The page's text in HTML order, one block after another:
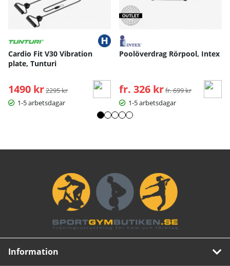
Cardio Fit V30 Vibration
plate, Tunturi
1490 kr Ordinarie pris:
2295 kr
1-5 arbetsdagar
Poolöverdrag Rörpool, Intex
fr. 326 kr Ordinarie pris:
fr. 699 kr
1-5 arbetsdagar
Information